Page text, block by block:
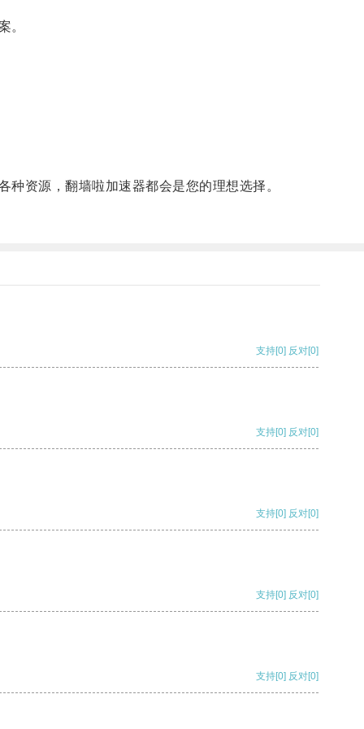
。
资源，翻墙啦加速器都会是您的理想选择。
支持[0] 反对[0]
支持[0] 反对[0]
支持[0] 反对[0]
支持[0] 反对[0]
支持[0] 反对[0]